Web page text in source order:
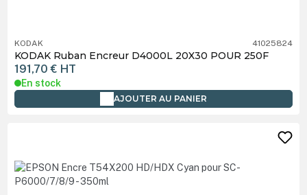
KODAK 41025824
KODAK Ruban Encreur D4000L 20X30 POUR 250F
191,70 € HT
En stock
AJOUTER AU PANIER